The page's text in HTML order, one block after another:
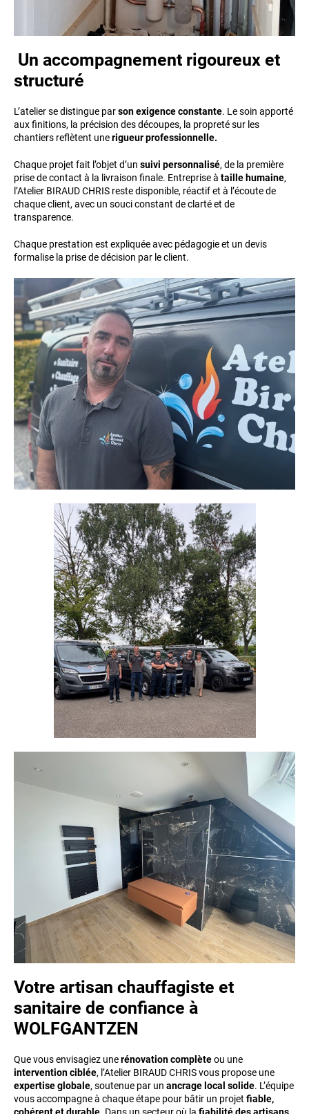
Un accompagnement rigoureux et
structuré
L’atelier se distingue parson exigence constante. Le soin apporté
aux finitions, la précision des découpes, la propreté sur les
chantiers reflètent unerigueur professionnelle.
Chaque projet fait l’objet d’un suivi personnalisé, de la première
prise de contact à la livraison finale. Entreprise à taille humaine,
l’Atelier BIRAUD CHRIS reste disponible, réactif et à l’écoute de
chaque client, avec un souci constant de clarté et de
transparence.
Chaque prestation est expliquée avec pédagogie et un devis
formalise la prise de décision par le client.
Votre artisan chauffagiste et
sanitaire de confiance à
WOLFGANTZEN
Que vous envisagiez unerénovation complèteou une
intervention ciblée, l’Atelier BIRAUD CHRIS vous propose une
expertise globale, soutenue par un ancrage local solide. L’équipe
vous accompagne à chaque étape pour bâtir un projet fiable,